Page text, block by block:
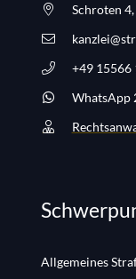
Schroten
+49 15566
WhatsApp
Allgemeines